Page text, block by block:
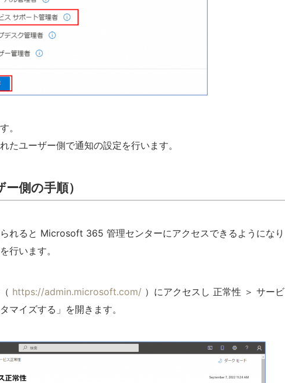
。
たユーザー側で通知の設定を行います。
側の手順）
れると Microsoft 365 管理センターにアクセスできるようになり
行います。
https://admin.microsoft.com/ ）にアクセスし 正常性 ＞ サービ
マイズする」を開きます。